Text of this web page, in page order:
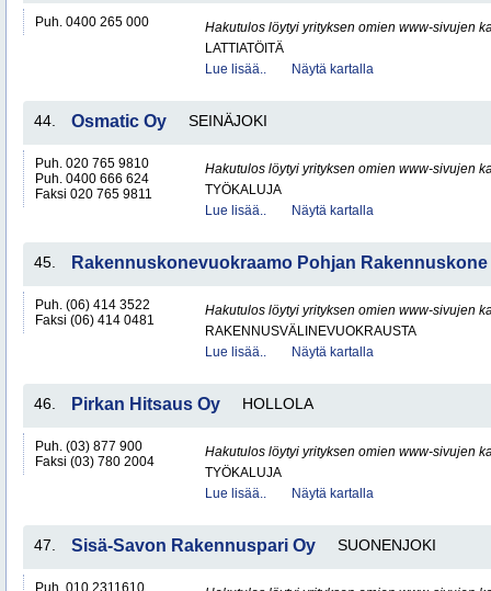
Puh. 0400 265 000
Hakutulos löytyi yrityksen omien www-sivujen
LATTIATÖITÄ
Lue lisää..
Näytä kartalla
44. Osmatic Oy SEINÄJOKI
Puh. 020 765 9810
Puh. 0400 666 624
Faksi 020 765 9811
Hakutulos löytyi yrityksen omien www-sivujen
TYÖKALUJA
Lue lisää..
Näytä kartalla
45. Rakennuskonevuokraamo Pohjan Rakennuskone
Puh. (06) 414 3522
Faksi (06) 414 0481
Hakutulos löytyi yrityksen omien www-sivujen
RAKENNUSVÄLINEVUOKRAUSTA
Lue lisää..
Näytä kartalla
46. Pirkan Hitsaus Oy HOLLOLA
Puh. (03) 877 900
Faksi (03) 780 2004
Hakutulos löytyi yrityksen omien www-sivujen
TYÖKALUJA
Lue lisää..
Näytä kartalla
47. Sisä-Savon Rakennuspari Oy SUONENJOKI
Puh. 010 2311610